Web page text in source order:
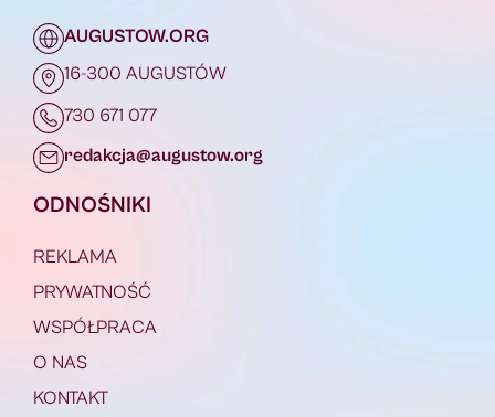
AUGUSTOW.ORG
16-300 AUGUSTÓW
730 671 077
redakcja@augustow.org
ODNOŚNIKI
REKLAMA
PRYWATNOŚĆ
WSPÓŁPRACA
O NAS
KONTAKT